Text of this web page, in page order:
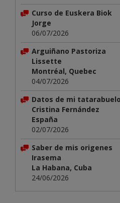
Curso de Euskera Biok
Jorge
06/07/2026
Arguiñano Pastoriza
Lissette
Montréal, Quebec
04/07/2026
Datos de mi tatarabuelo
Cristina Fernández
España
02/07/2026
Saber de mis origenes
Irasema
La Habana, Cuba
24/06/2026